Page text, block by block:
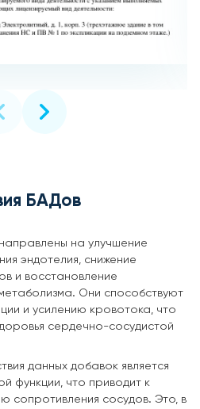
БАДов
на улучшение
эндотелия, снижение
и восстановление
Они способствуют
и усилению кровотока, что
сердечно-сосудистой
данных добавок является
функции, что приводит к
сопротивления сосудов. Это, в